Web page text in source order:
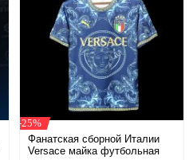
-25%
Фанатская сборной Италии
Versace майка футбольная